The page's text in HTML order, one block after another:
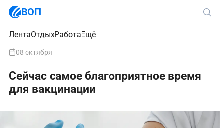
ВОП
ЛентаОтдыхРаботаЕщё
08 октября
Сейчас самое благоприятное время
для вакцинации